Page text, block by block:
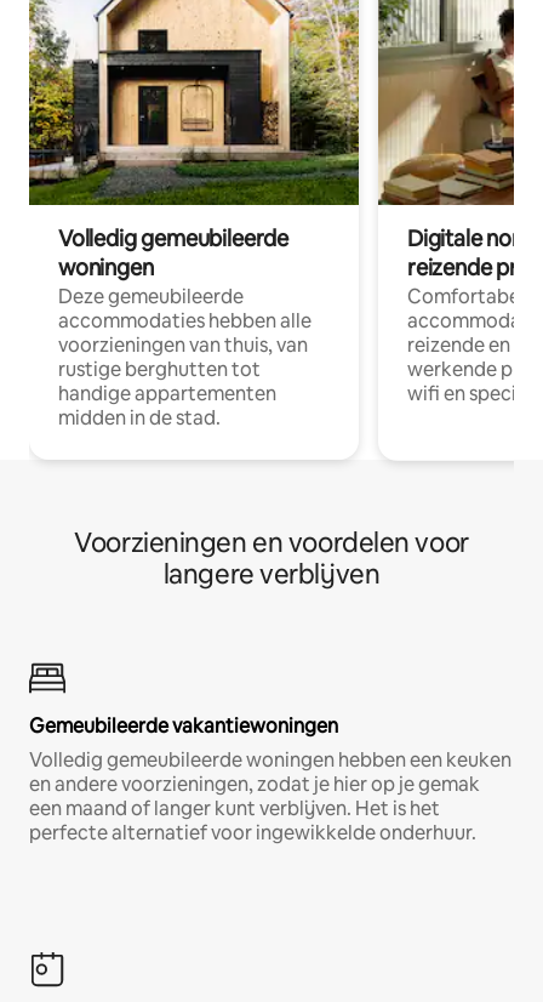
Volledig gemeubileerde
woningen
Deze gemeubileerde
accommodaties hebben alle
voorzieningen van thuis, van
rustige berghutten tot
handige appartementen
midden in de stad.
Digitale
reizende
Comfortabele
reizende en
werkende
wifi en
Voorzieningen en voordelen voor
langere verblijven
Gemeubileerde vakantiewoningen
Volledig gemeubileerde woningen hebben een keuken
en andere voorzieningen, zodat je hier op je gemak
een maand of langer kunt verblijven. Het is het
perfecte alternatief voor ingewikkelde onderhuur.